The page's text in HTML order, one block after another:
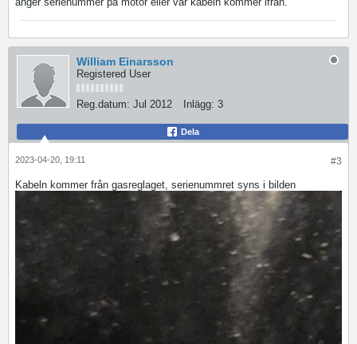
William Einarsson
Registered User
Reg.datum: Jul 2012 Inlägg: 3
Dela
#3
2023-04-20, 19:11
Kabeln kommer från gasreglaget, serienummret syns i bilden